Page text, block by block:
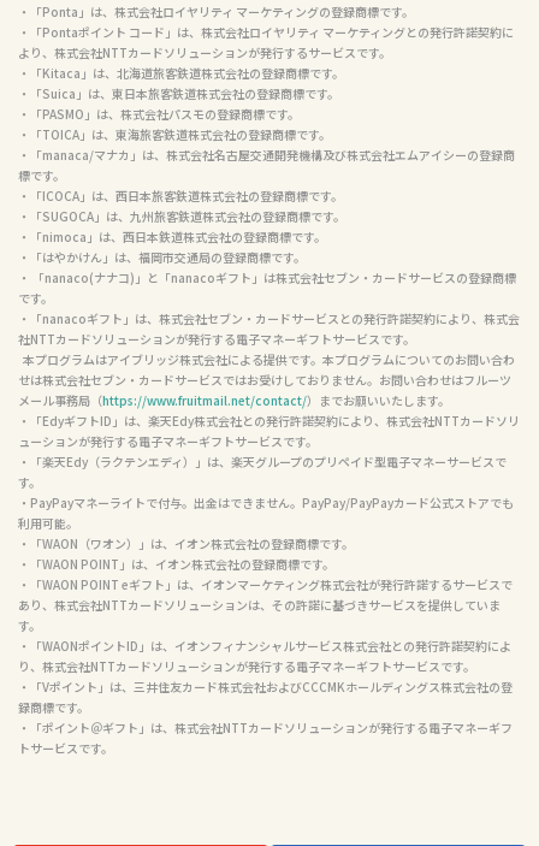
・「Ponta」は、株式会社ロイヤリティ マーケティングの登録商標です。
・「Pontaポイント コード」は、株式会社ロイヤリティ マーケティングとの発行許諾契約に
より、株式会社NTTカードソリューションが発行するサービスです。
・「Kitaca」は、北海道旅客鉄道株式会社の登録商標です。
・「Suica」は、東日本旅客鉄道株式会社の登録商標です。
・「PASMO」は、株式会社パスモの登録商標です。
・「TOICA」は、東海旅客鉄道株式会社の登録商標です。
・「manaca/マナカ」は、株式会社名古屋交通開発機構及び株式会社エムアイシーの登録商
標です。
・「ICOCA」は、西日本旅客鉄道株式会社の登録商標です。
・「SUGOCA」は、九州旅客鉄道株式会社の登録商標です。
・「nimoca」は、西日本鉄道株式会社の登録商標です。
・「はやかけん」は、福岡市交通局の登録商標です。
・ 「nanaco(ナナコ)」と「nanacoギフト」は株式会社セブン・カードサービスの登録商標
です。
・「nanacoギフト」は、株式会社セブン・カードサービスとの発行許諾契約により、株式会
社NTTカードソリューションが発行する電子マネーギフトサービスです。
せは株式会社セブン・カードサービスではお受けしておりません。お問い合わせはフルーツ
メール事務局（https://www.fruitmail.net/contact/）までお願いいたします。
・「EdyギフトID」は、楽天Edy株式会社との発行許諾契約により、株式会社NTTカードソリ
ューションが発行する電子マネーギフトサービスです。
・「楽天Edy（ラクテンエディ）」は、楽天グループのプリペイド型電子マネーサービスで
す。
・PayPayマネーライトで付与。出金はできません。PayPay/PayPayカード公式ストアでも
利用可能。
・「WAON（ワオン）」は、イオン株式会社の登録商標です。
・「WAON POINT」は、イオン株式会社の登録商標です。
・「WAON POINT eギフト」は、イオンマーケティング株式会社が発行許諾するサービスで
あり、株式会社NTTカードソリューションは、その許諾に基づきサービスを提供していま
す。
・「WAONポイントID」は、イオンフィナンシャルサービス株式会社との発行許諾契約によ
り、株式会社NTTカードソリューションが発行する電子マネーギフトサービスです。
・「Vポイント」は、三井住友カード株式会社およびCCCMKホールディングス株式会社の登
録商標です。
・「ポイント＠ギフト」は、株式会社NTTカードソリューションが発行する電子マネーギフ
トサービスです。